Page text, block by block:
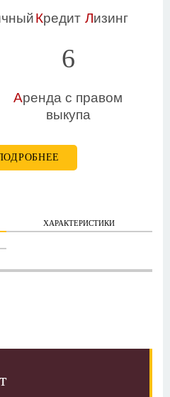
Кредит Лизинг
6
Аренда с правом
выкупа
ХАРАКТЕРИСТИКИ